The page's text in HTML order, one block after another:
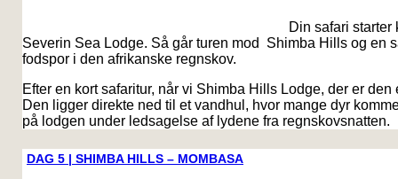
Din safari starter
Severin Sea Lodge. Så går turen mod Shimba Hills og en
fodspor i den afrikanske regnskov.
Efter en kort safaritur, når vi Shimba Hills Lodge, der er
Den ligger direkte ned til et vandhul, hvor mange dyr
på lodgen under ledsagelse af lydene fra regnskovsnatten.
DAG 5 | SHIMBA HILLS – MOMBASA